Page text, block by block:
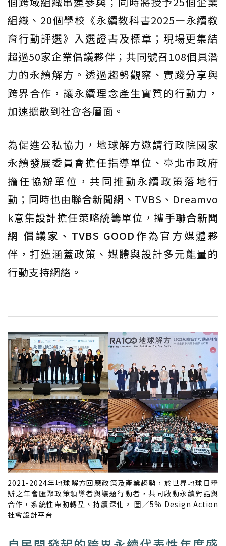
組織、20個學校《永續教科書2025—永續教
育行動評選》入選證書及標章；現場更集結
超過50家企業倡議夥伴；共同號召108個具潛
力的永續解方。透過趨勢觀察、實踐分享與
跨界合作，讓永續理念產生實質的行動力，
加速擴散到社會各層面。
為促進公私協力，地球解方邀請行政院國家
永續發展委員會擔任指導單位、臺北市政府
擔任協辦單位，共同推動永續政策落地行
動；同時也由聯合新聞網 、TVBS、Dreamvo
k意集設計擔任策略統籌單位，攜手聯合新聞
網 倡議家、TVBS GOOD作為官方媒體夥
伴，打造涵蓋政策、媒體與設計多元能量的
行動支持網絡。
2021-2024年地球解方回應政策及產業趨勢，於世界地球日舉
辦之年會匯聚政策領導者與議題行動者，共同啟動永續對話與
合作，系統性帶動轉型、持續深化。 圖／5% Design Action
社會設計平台